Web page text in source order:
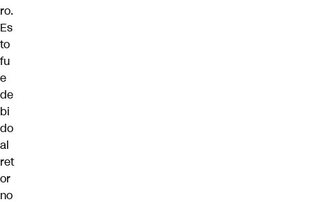
ro.
Es
to
fu
e
de
bi
do
al
ret
or
no